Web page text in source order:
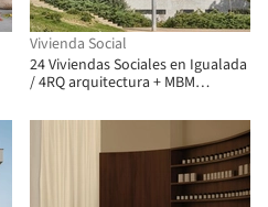
Vivienda Social
24 Viviendas Sociales en Igualada
/ 4RQ arquitectura + MBM